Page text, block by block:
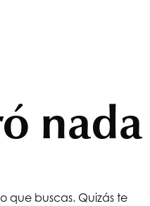
nada
que buscas. Quizás te